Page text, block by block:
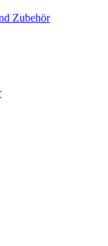
Zubehör